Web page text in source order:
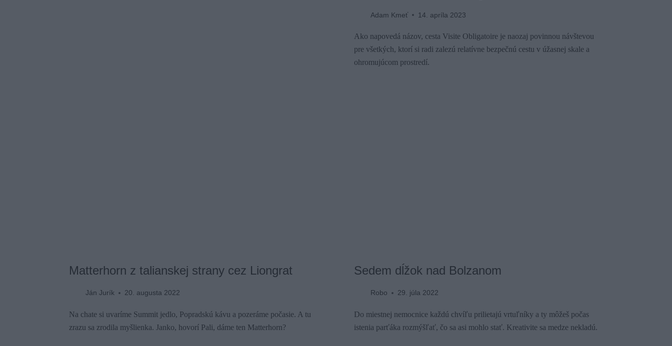
Adam Kmeť 14. apríla 2023
Ako napovedá názov, cesta Visite Obligatoire je naozaj povinnou návštevou
pre všetkých, ktorí si radi zalezú relatívne bezpečnú cestu v úžasnej skale a
ohromujúcom prostredí.
Matterhorn z talianskej strany cez Liongrat
Ján Jurík 20. augusta 2022
Na chate si uvaríme Summit jedlo, Popradskú kávu a pozeráme počasie. A tu
zrazu sa zrodila myšlienka. Janko, hovorí Pali, dáme ten Matterhorn?
Sedem dĺžok nad Bolzanom
Robo 29. júla 2022
Do miestnej nemocnice každú chvíľu prilietajú vrtuľníky a ty môžeš počas
istenia parťáka rozmýšľať, čo sa asi mohlo stať. Kreativite sa medze nekladú.